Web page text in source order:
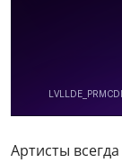
Артисты